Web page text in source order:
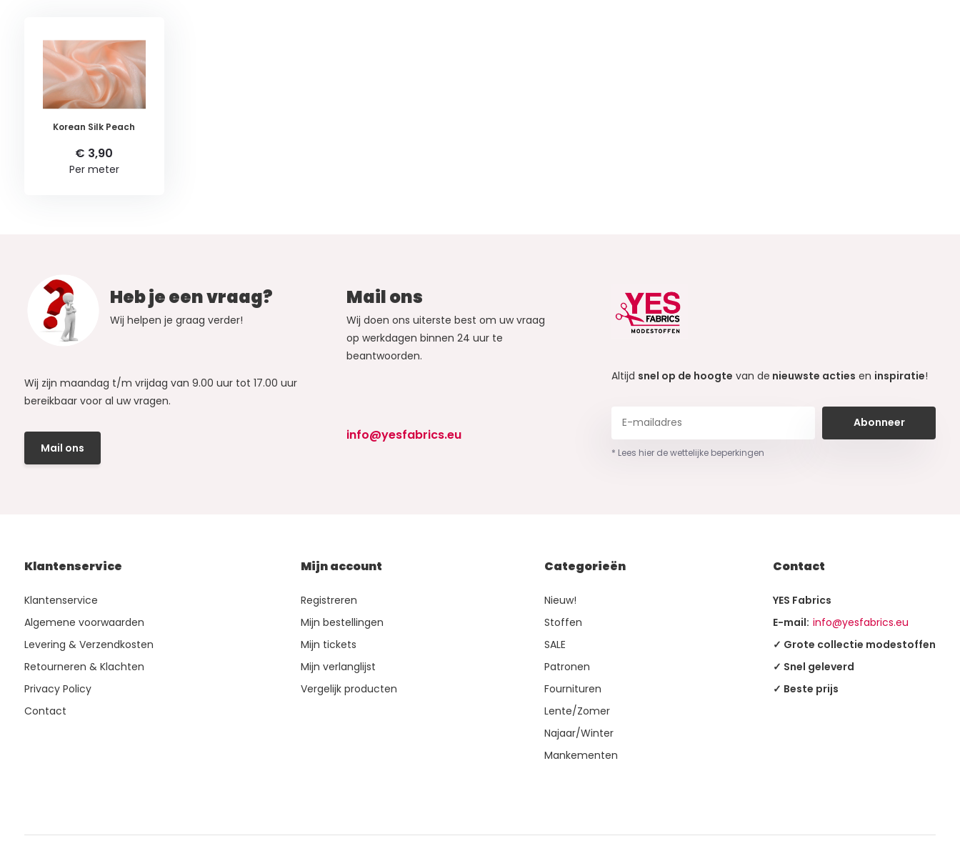
Korean Silk Peach
€ 3,90
Per meter
Heb je een vraag?
Wij helpen je graag verder!
Wij zijn maandag t/m vrijdag van 9.00 uur tot 17.00 uur
bereikbaar voor al uw vragen.
Mail ons
Mail ons
Wij doen ons uiterste best om uw vraag
op werkdagen binnen 24 uur te
beantwoorden.
info@yesfabrics.eu
Altijd snel op de hoogte van de nieuwste acties en inspiratie!
Abonneer
* Lees hier de wettelijke beperkingen
Klantenservice
Klantenservice
Algemene voorwaarden
Levering & Verzendkosten
Retourneren & Klachten
Privacy Policy
Contact
Mijn account
Registreren
Mijn bestellingen
Mijn tickets
Mijn verlanglijst
Vergelijk producten
Categorieën
Nieuw!
Stoffen
SALE
Patronen
Fournituren
Lente/Zomer
Najaar/Winter
Mankementen
Contact
YES Fabrics
E-mail: info@yesfabrics.eu
✓ Grote collectie modestoffen
✓ Snel geleverd
✓ Beste prijs